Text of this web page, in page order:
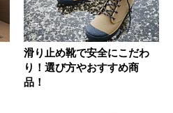
滑り止め靴で安全にこだわ
り！選び方やおすすめ商
品！